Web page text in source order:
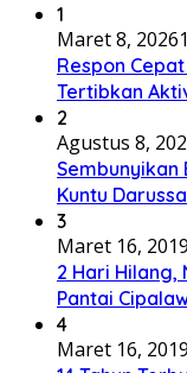
1
Maret 8, 2026
Respon
Tertibkan
2
Agustus 8,
Sembunyikan
Kuntu
3
Maret 16, 2019
2 Hari Hilang,
Pantai
4
Maret 16, 2019